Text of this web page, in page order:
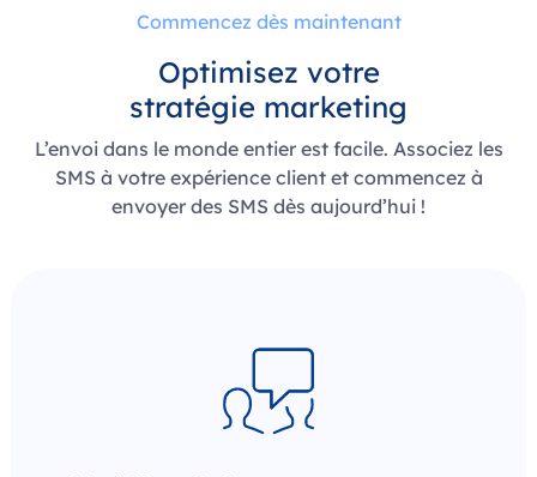
Commencez dès maintenant
Optimisez votre
stratégie marketing
L’envoi dans le monde entier est facile. Associez les
SMS à votre expérience client et commencez à
envoyer des SMS dès aujourd’hui !